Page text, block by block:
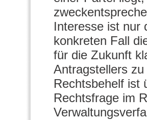
Interesse ist nur
konkreten Fall
für die Zukunft
Antragstellers
Rechtsbehelf ist
Rechtsfrage im